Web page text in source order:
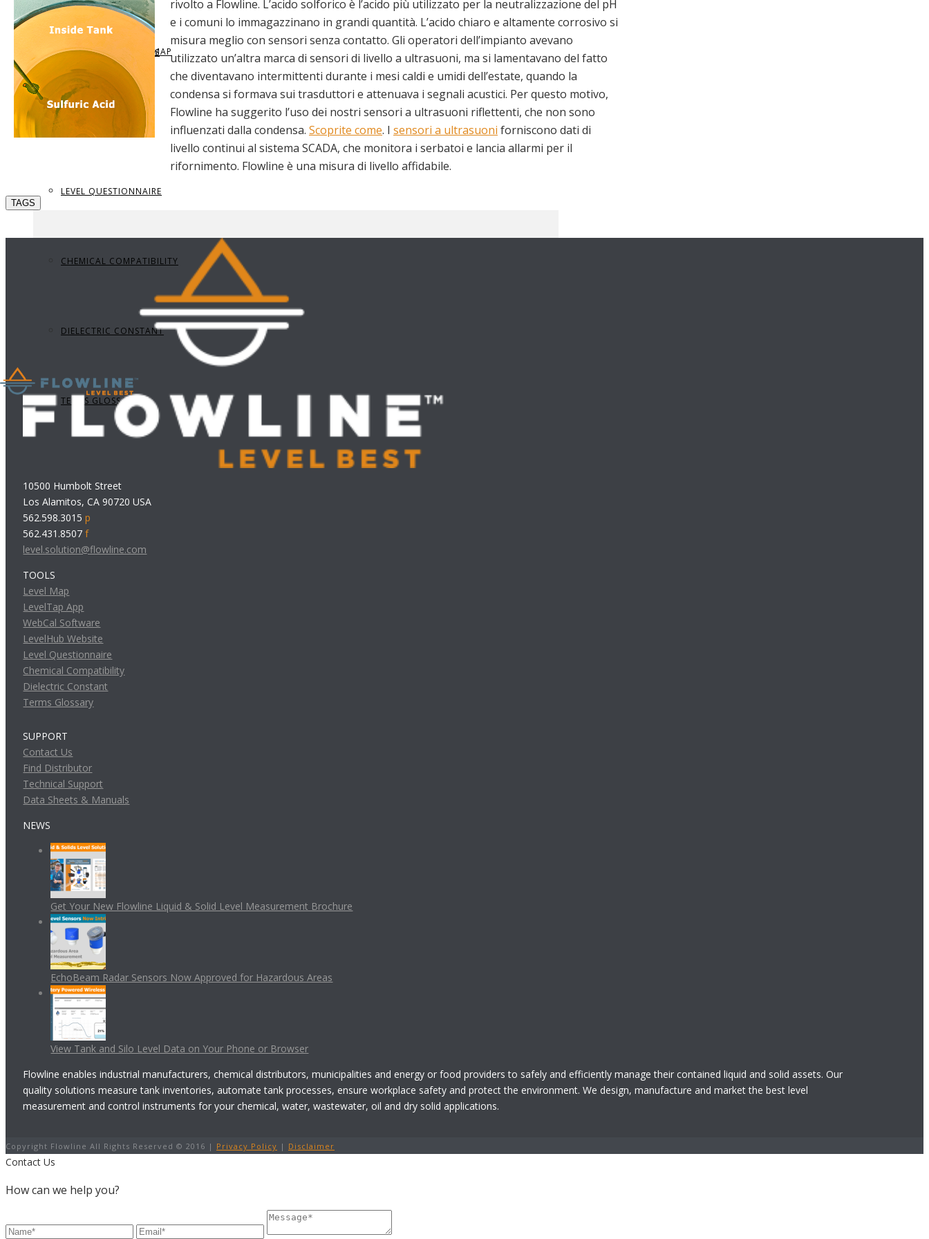
PARTS & ACCESSORIES
DATA CENTER LEVEL MAP
LEVEL LEARNING
LEVEL QUESTIONNAIRE
CHEMICAL COMPATIBILITY
DIELECTRIC CONSTANT
TERMS GLOSSARY
PROVIDE FEEDBACK
CONTACT US
REQUEST BROCHURE
VIEW BROCHURE
rivolto a Flowline. L’acido solforico è l’acido più utilizzato per la neutralizzazione del pH
e i comuni lo immagazzinano in grandi quantità. L’acido chiaro e altamente corrosivo si
misura meglio con sensori senza contatto. Gli operatori dell’impianto avevano
utilizzato un’altra marca di sensori di livello a ultrasuoni, ma si lamentavano del fatto
che diventavano intermittenti durante i mesi caldi e umidi dell’estate, quando la
condensa si formava sui trasduttori e attenuava i segnali acustici. Per questo motivo,
Flowline ha suggerito l’uso dei nostri sensori a ultrasuoni riflettenti, che non sono
influenzati dalla condensa. Scoprite come. I sensori a ultrasuoni forniscono dati di
livello continui al sistema SCADA, che monitora i serbatoi e lancia allarmi per il
rifornimento. Flowline è una misura di livello affidabile.
TAGS
10500 Humbolt Street
Los Alamitos, CA 90720 USA
562.598.3015p
562.431.8507f
level.solution@flowline.com
TOOLS
Level Map
LevelTap App
WebCal Software
LevelHub Website
Level Questionnaire
Chemical Compatibility
Dielectric Constant
Terms Glossary
SUPPORT
Contact Us
Find Distributor
Technical Support
Data Sheets & Manuals
NEWS
Get Your New Flowline Liquid & Solid Level Measurement Brochure
EchoBeam Radar Sensors Now Approved for Hazardous Areas
View Tank and Silo Level Data on Your Phone or Browser
Flowline enables industrial manufacturers, chemical distributors, municipalities and energy or food providers to safely and efficiently manage their contained liquid and solid assets. Our
quality solutions measure tank inventories, automate tank processes, ensure workplace safety and protect the environment. We design, manufacture and market the best level
measurement and control instruments for your chemical, water, wastewater, oil and dry solid applications.
Copyright Flowline All Rights Reserved © 2016 | Privacy Policy | Disclaimer
Contact Us
How can we help you?